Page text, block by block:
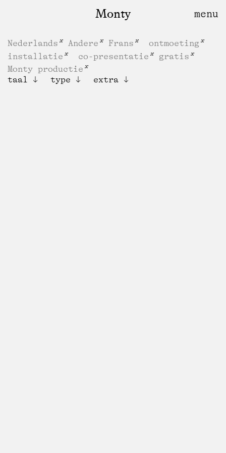
Monty
Nederlands Andere Frans
ontmoeting
installatie
co-presentatie
gratis
Monty productie
taal
type extra